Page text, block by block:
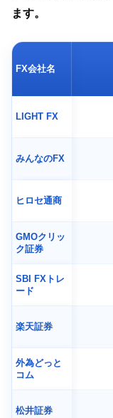
ます。
FX会社名
LIGHT FX
みんなのFX
ヒロセ通商
GMOクリッ
ク証券
SBI FXトレ
ード
楽天証券
外為どっと
コム
松井証券